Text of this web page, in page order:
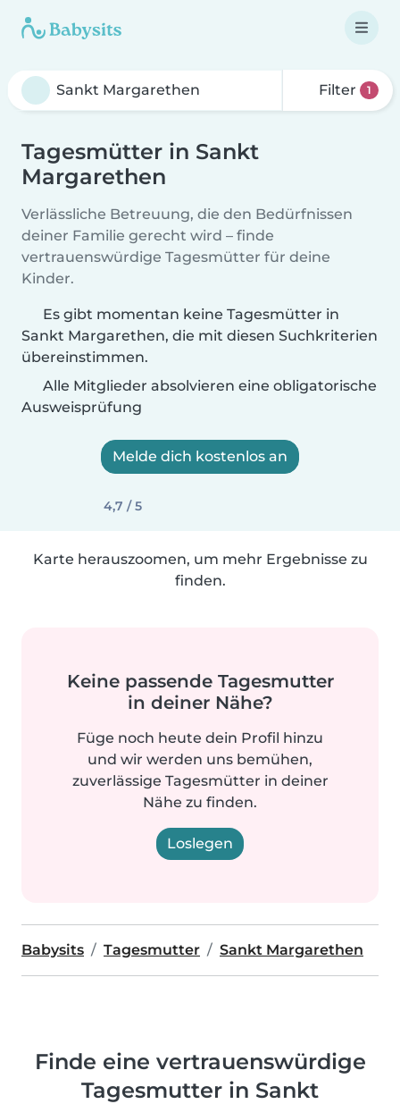
Filter 1
Tagesmütter in Sankt
Margarethen
Verlässliche Betreuung, die den Bedürfnissen
deiner Familie gerecht wird – finde
vertrauenswürdige Tagesmütter für deine
Kinder.
Es gibt momentan keine Tagesmütter in
Sankt Margarethen, die mit diesen Suchkriterien
übereinstimmen.
Alle Mitglieder absolvieren eine obligatorische
Ausweisprüfung
Melde dich kostenlos an
4,7 / 5
Karte herauszoomen, um mehr Ergebnisse zu
finden.
Keine passende Tagesmutter
in deiner Nähe?
Füge noch heute dein Profil hinzu
und wir werden uns bemühen,
zuverlässige Tagesmütter in deiner
Nähe zu finden.
Loslegen
Babysits Tagesmutter Sankt Margarethen
Finde eine vertrauenswürdige
Tagesmutter in Sankt